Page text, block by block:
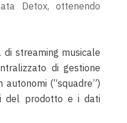
Detox, ottenendo
streaming musicale
di gestione
autonomi (“squadre”)
del prodotto e i dati